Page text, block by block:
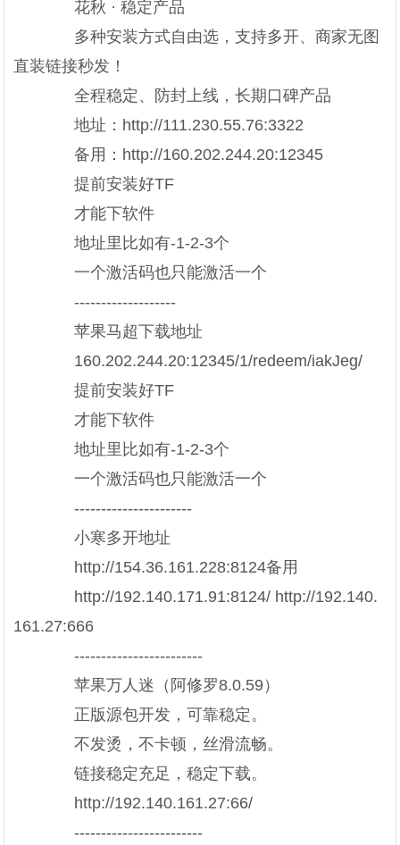
花秋 · 稳定产品
多种安装方式自由选，支持多开、商家无图
直装链接秒发！
全程稳定、防封上线，长期口碑产品
地址：http://111.230.55.76:3322
备用：http://160.202.244.20:12345
提前安装好TF
才能下软件
地址里比如有-1-2-3个
一个激活码也只能激活一个
-------------------
苹果马超下载地址
160.202.244.20:12345/1/redeem/iakJeg/
提前安装好TF
才能下软件
地址里比如有-1-2-3个
一个激活码也只能激活一个
----------------------
小寒多开地址
http://154.36.161.228:8124备用
http://192.140.171.91:8124/ http://192.140.
161.27:666
------------------------
苹果万人迷（阿修罗8.0.59）
正版源包开发，可靠稳定。
不发烫，不卡顿，丝滑流畅。
链接稳定充足，稳定下载。
http://192.140.161.27:66/
------------------------